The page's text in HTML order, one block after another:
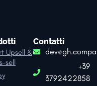
Upsell &
sell
Contatti
+39
3792422858